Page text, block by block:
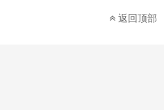
返回顶部